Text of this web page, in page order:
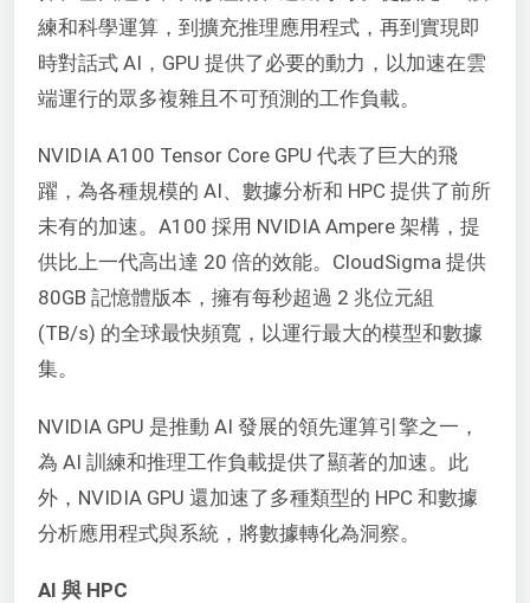
練和科學運算，到擴充推理應用程式，再到實現即
時對話式 AI，GPU 提供了必要的動力，以加速在雲
端運行的眾多複雜且不可預測的工作負載。
NVIDIA A100 Tensor Core GPU 代表了巨大的飛
躍，為各種規模的 AI、數據分析和 HPC 提供了前所
未有的加速。A100 採用 NVIDIA Ampere 架構，提
供比上一代高出達 20 倍的效能。CloudSigma 提供
80GB 記憶體版本，擁有每秒超過 2 兆位元組
(TB/s) 的全球最快頻寬，以運行最大的模型和數據
集。
NVIDIA GPU 是推動 AI 發展的領先運算引擎之一，
為 AI 訓練和推理工作負載提供了顯著的加速。此
外，NVIDIA GPU 還加速了多種類型的 HPC 和數據
分析應用程式與系統，將數據轉化為洞察。
AI 與 HPC